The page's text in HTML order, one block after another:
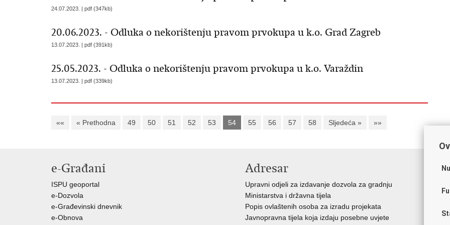
24.07.2023. | pdf (347kb)
20.06.2023. - Odluka o nekorištenju pravom prvokupa u k.o. Grad Zagreb
13.07.2023. | pdf (391kb)
25.05.2023. - Odluka o nekorištenju pravom prvokupa u k.o. Varaždin
13.07.2023. | pdf (339kb)
«« « Prethodna 49 50 51 52 53 54 55 56 57 58 Sljedeća » »»
e-Građani
ISPU geoportal
e-Dozvola
e-Građevinski dnevnik
e-Obnova
Adresar
Upravni odjeli za izdavanje dozvola za gradnju
Ministarstva i državna tijela
Popis ovlaštenih osoba za izradu projekata
Javnopravna tijela koja izdaju posebne uvjete